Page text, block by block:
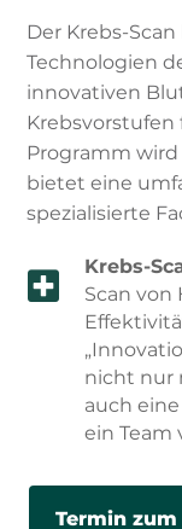
Der Krebs-
Technologien
innovativen
Programm
bietet eine
spezialisierte

Krebs-
Scan von
nicht nur
auch
ein Team
Termin